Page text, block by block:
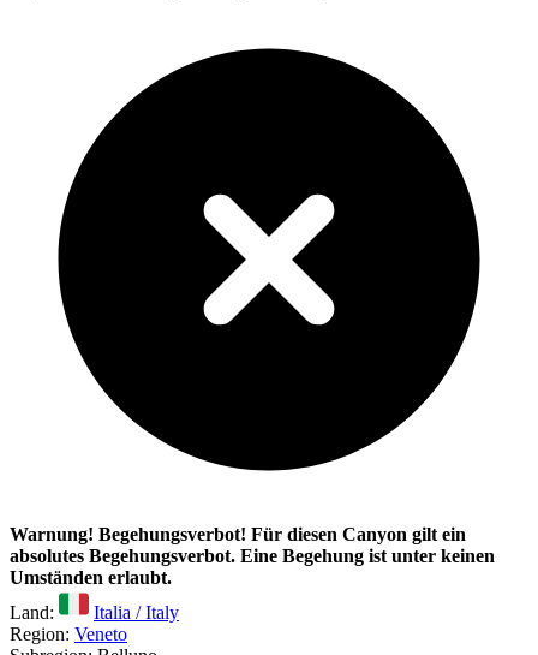
Warnung! Begehungsverbot! Für diesen Canyon gilt ein
absolutes Begehungsverbot. Eine Begehung ist unter keinen
Umständen erlaubt.
Land:
Italia / Italy
Region: Veneto